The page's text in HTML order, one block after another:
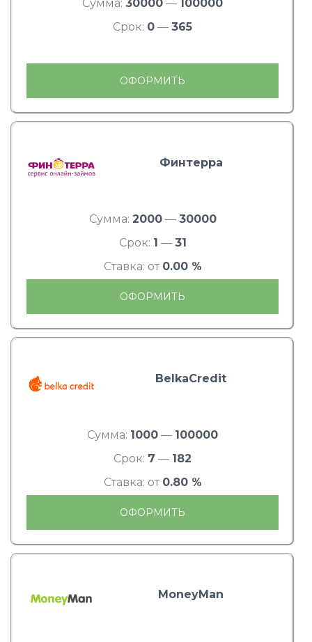
Сумма: 30000 —
100000
Срок: 0 — 365
ОФОРМИТЬ
Финтерра
Сумма: 2000— 30000
Срок: 1 — 31
Ставка: от 0.00 %
ОФОРМИТЬ
BelkaCredit
Сумма: 1000 — 100000
Срок: 7 — 182
Ставка: от 0.80 %
ОФОРМИТЬ
MoneyMan